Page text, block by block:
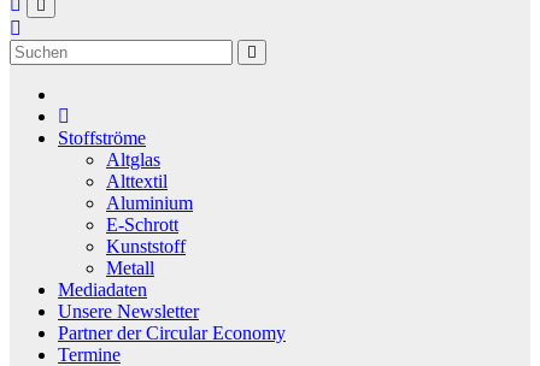
Stoffströme
Altglas
Alttextil
Aluminium
E-Schrott
Kunststoff
Metall
Mediadaten
Unsere Newsletter
Partner der Circular Economy
Termine